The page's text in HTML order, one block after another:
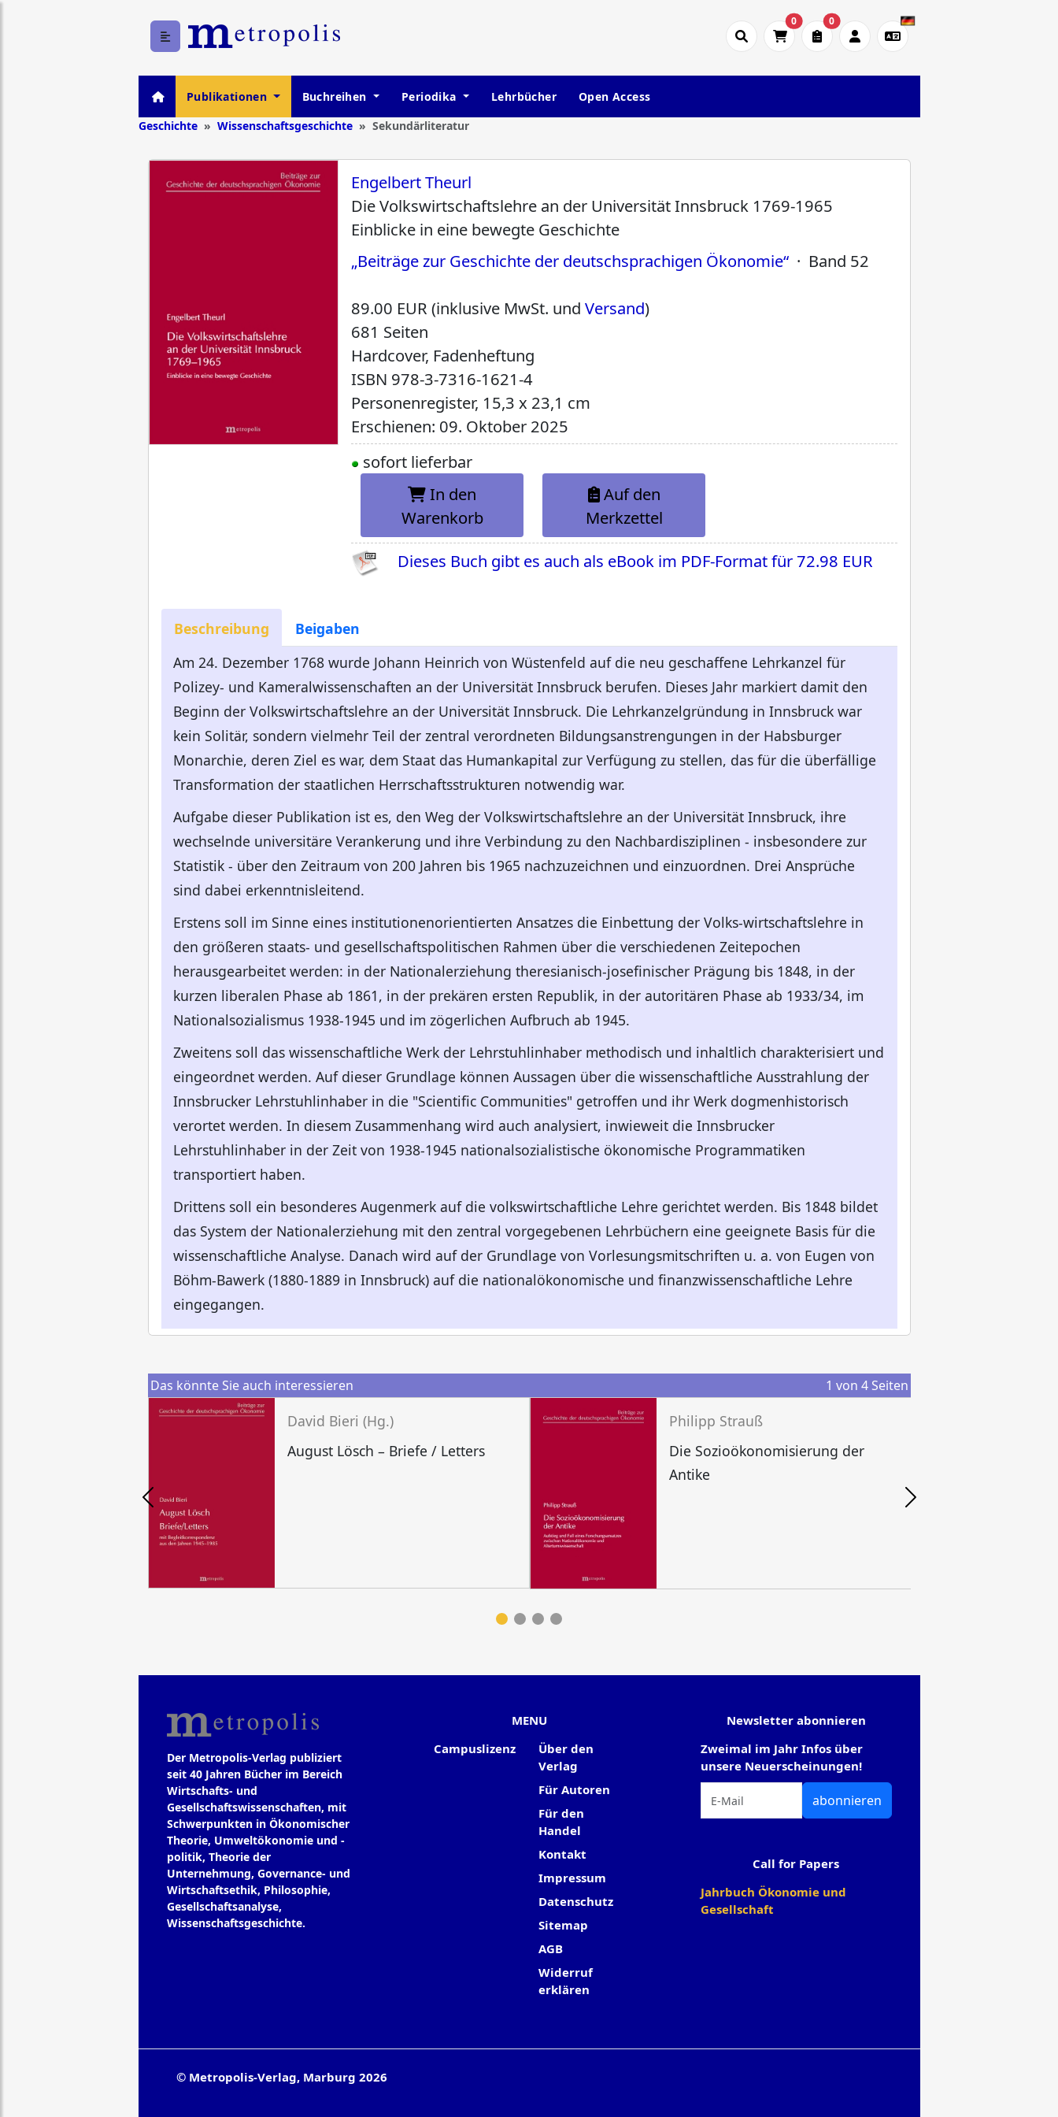
0 0
Publikationen Buchreihen Periodika Lehrbücher
Open Access
Geschichte
Wissenschaftsgeschichte Sekundärliteratur
Engelbert Theurl
Die Volkswirtschaftslehre an der Universität Innsbruck 1769-1965
Einblicke in eine bewegte Geschichte
„Beiträge zur Geschichte der deutschsprachigen Ökonomie“ · Band 52
89.00 EUR (inklusive MwSt. undVersand)
681 Seiten
Hardcover, Fadenheftung
ISBN 978-3-7316-1621-4
Personenregister, 15,3 x 23,1 cm
Erschienen: 09. Oktober 2025
sofort lieferbar
In den
Warenkorb
Auf den
Merkzettel
Dieses Buch gibt es auch als eBook im PDF-Format für72.98 EUR
Beschreibung
Beigaben
Am 24. Dezember 1768 wurde Johann Heinrich von Wüstenfeld auf die neu geschaffene Lehrkanzel für
Polizey- und Kameralwissenschaften an der Universität Innsbruck berufen. Dieses Jahr markiert damit den
Beginn der Volkswirtschaftslehre an der Universität Innsbruck. Die Lehrkanzelgründung in Innsbruck war
kein Solitär, sondern vielmehr Teil der zentral verordneten Bildungsanstrengungen in der Habsburger
Monarchie, deren Ziel es war, dem Staat das Humankapital zur Verfügung zu stellen, das für die überfällige
Transformation der staatlichen Herrschaftsstrukturen notwendig war.
Aufgabe dieser Publikation ist es, den Weg der Volkswirtschaftslehre an der Universität Innsbruck, ihre
wechselnde universitäre Verankerung und ihre Verbindung zu den Nachbardisziplinen - insbesondere zur
Statistik - über den Zeitraum von 200 Jahren bis 1965 nachzuzeichnen und einzuordnen. Drei Ansprüche
sind dabei erkenntnisleitend.
Erstens soll im Sinne eines institutionenorientierten Ansatzes die Einbettung der Volks-wirtschaftslehre in
den größeren staats- und gesellschaftspolitischen Rahmen über die verschiedenen Zeitepochen
herausgearbeitet werden: in der Nationalerziehung theresianisch-josefinischer Prägung bis 1848, in der
kurzen liberalen Phase ab 1861, in der prekären ersten Republik, in der autoritären Phase ab 1933/34, im
Nationalsozialismus 1938-1945 und im zögerlichen Aufbruch ab 1945.
Zweitens soll das wissenschaftliche Werk der Lehrstuhlinhaber methodisch und inhaltlich charakterisiert und
eingeordnet werden. Auf dieser Grundlage können Aussagen über die wissenschaftliche Ausstrahlung der
Innsbrucker Lehrstuhlinhaber in die "Scientific Communities" getroffen und ihr Werk dogmenhistorisch
verortet werden. In diesem Zusammenhang wird auch analysiert, inwieweit die Innsbrucker
Lehrstuhlinhaber in der Zeit von 1938-1945 nationalsozialistische ökonomische Programmatiken
transportiert haben.
Drittens soll ein besonderes Augenmerk auf die volkswirtschaftliche Lehre gerichtet werden. Bis 1848 bildet
das System der Nationalerziehung mit den zentral vorgegebenen Lehrbüchern eine geeignete Basis für die
wissenschaftliche Analyse. Danach wird auf der Grundlage von Vorlesungsmitschriften u. a. von Eugen von
Böhm-Bawerk (1880-1889 in Innsbruck) auf die nationalökonomische und finanzwissenschaftliche Lehre
eingegangen.
Das könnte Sie auch interessieren 1 von 4Seiten
David Bieri (Hg.)
August Lösch – Briefe / Letters
Philipp Strauß
Die Sozioökonomisierung der
Antike
Der Metropolis-Verlag publiziert
seit 40 Jahren Bücher im Bereich
Wirtschafts- und
Gesellschaftswissenschaften, mit
Schwerpunkten in Ökonomischer
Theorie, Umweltökonomie und -
politik, Theorie der
Unternehmung, Governance- und
Wirtschaftsethik, Philosophie,
Gesellschaftsanalyse,
Wissenschaftsgeschichte.
MENU
Campuslizenz
Über den
Verlag
Für Autoren
Für den
Handel
Kontakt
Impressum
Datenschutz
Sitemap
AGB
Widerruf
erklären
Newsletter abonnieren
Zweimal im Jahr Infos über
unsere Neuerscheinungen!
abonnieren
Call for Papers
Jahrbuch Ökonomie und
Gesellschaft
© Metropolis-Verlag, Marburg 2026